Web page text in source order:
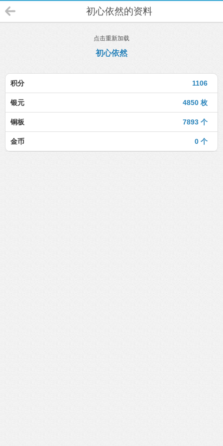
初心依然的资料
点击重新加载
初心依然
1106
积分
4850 枚
银元
7893 个
铜板
0 个
金币